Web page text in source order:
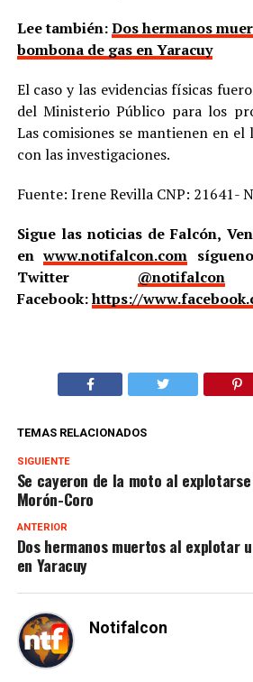
Lee también:Dos hermanos
bombona de gas en Yaracuy
El caso y las evidencias físicas
del Ministerio Público para los
Las comisiones se mantienen en
con las investigaciones.
Fuente: Irene Revilla CNP: 21641-
Sigue las noticias de Falcón,
enwww.notifalcon.com
Twitter @notifalcon
Facebook:https://
TEMAS RELACIONADOS
SIGUIENTE
Se cayeron de la moto al
Morón-Coro
ANTERIOR
Dos hermanos muertos al explotar
en Yaracuy
Notifalcon